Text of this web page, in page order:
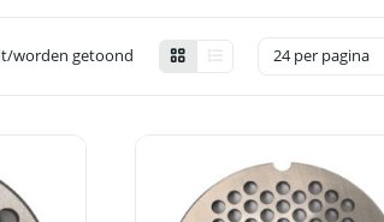
worden getoond